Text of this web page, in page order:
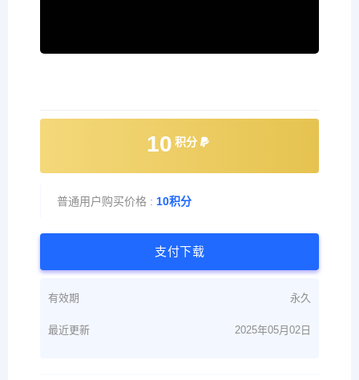
10 积分
普通用户购买价格 : 10积分
支付下载
有效期 永久
最近更新 2025年05月02日